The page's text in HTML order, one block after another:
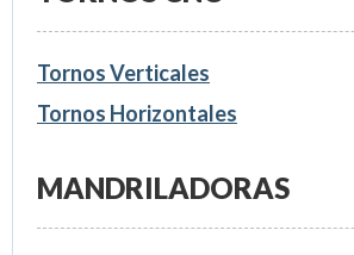
Tornos Verticales
Tornos Horizontales
MANDRILADORAS